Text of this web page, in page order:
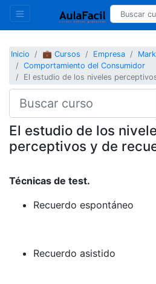
Inicio 💼 Cursos Empresa
Comportamiento del Consumidor
El estudio de los niveles
El estudio de los
perceptivos y de
Técnicas de test.
Recuerdo espontáneo
Recuerdo asistido